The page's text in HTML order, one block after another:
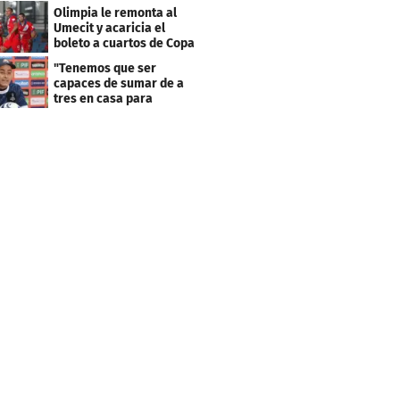
resultado fue corto"
Olimpia le remonta al
Umecit y acaricia el
boleto a cuartos de Copa
"Tenemos que ser
capaces de sumar de a
tres en casa para